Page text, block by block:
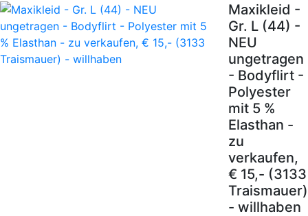
Maxikleid -
Gr. L (44) -
NEU
ungetragen
- Bodyflirt -
Polyester
mit 5 %
Elasthan -
zu
verkaufen,
€ 15,- (3133
Traismauer)
- willhaben